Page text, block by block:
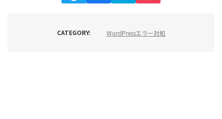
CATEGORY: WordPressエラー対処